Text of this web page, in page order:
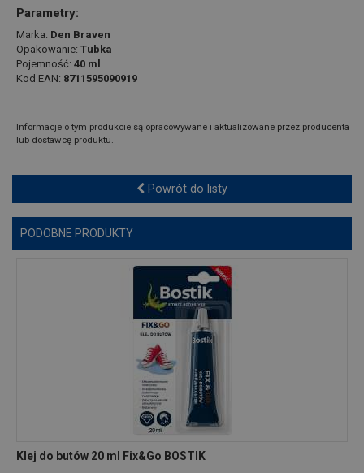
Parametry:
Marka: Den Braven
Opakowanie: Tubka
Pojemność: 40 ml
Kod EAN: 8711595090919
Informacje o tym produkcie są opracowywane i aktualizowane przez producenta
lub dostawcę produktu.
Powrót do listy
PODOBNE PRODUKTY
Klej do butów 20 ml Fix&Go BOSTIK